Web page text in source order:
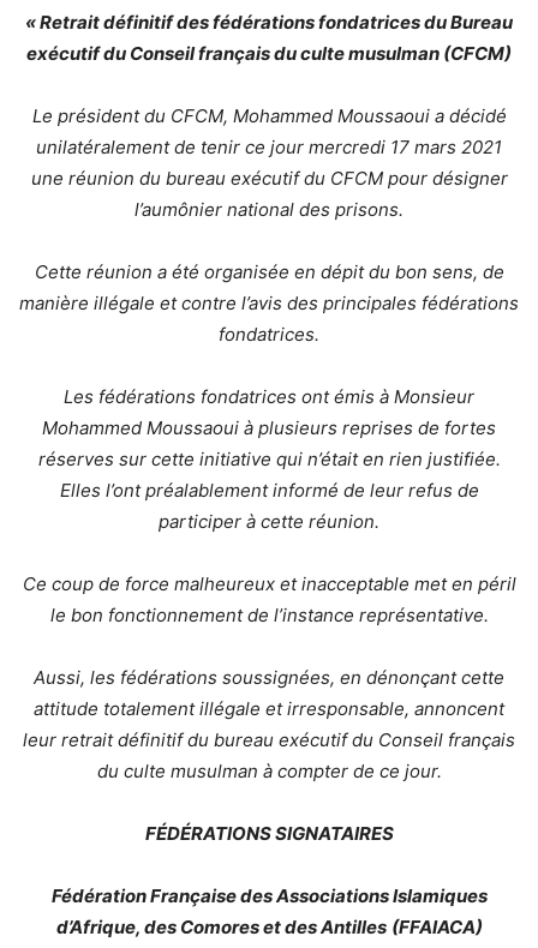
« Retrait définitif des fédérations fondatrices du Bureau
exécutif du Conseil français du culte musulman (CFCM)
Le président du CFCM, Mohammed Moussaoui a décidé
unilatéralement de tenir ce jour mercredi 17 mars 2021
une réunion du bureau exécutif du CFCM pour désigner
l’aumônier national des prisons.
Cette réunion a été organisée en dépit du bon sens, de
manière illégale et contre l’avis des principales fédérations
fondatrices.
Les fédérations fondatrices ont émis à Monsieur
Mohammed Moussaoui à plusieurs reprises de fortes
réserves sur cette initiative qui n’était en rien justifiée.
Elles l’ont préalablement informé de leur refus de
participer à cette réunion.
Ce coup de force malheureux et inacceptable met en péril
le bon fonctionnement de l’instance représentative.
Aussi, les fédérations soussignées, en dénonçant cette
attitude totalement illégale et irresponsable, annoncent
leur retrait définitif du bureau exécutif du Conseil français
du culte musulman à compter de ce jour.
FÉDÉRATIONS SIGNATAIRES
Fédération Française des Associations Islamiques
d’Afrique, des Comores et des Antilles (FFAIACA)